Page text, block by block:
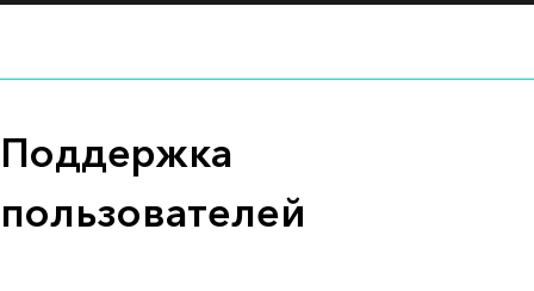
Поддержка
пользователей